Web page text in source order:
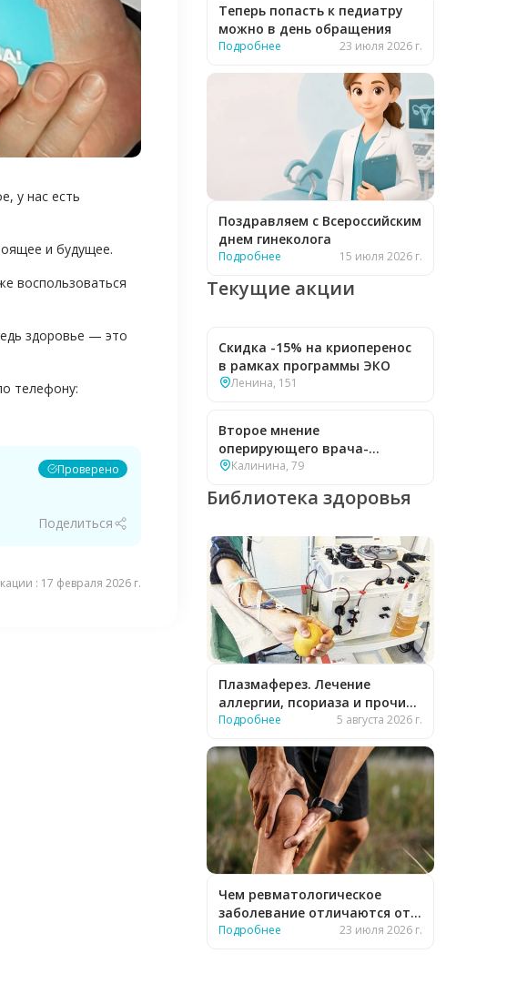
у нас есть
и будущее.
воспользоваться
здоровье — это
телефону:
Проверено
Поделиться
: 17 февраля 2026 г.
Теперь попасть к педиатру
можно в день обращения
Подробнее 23 июля 2026 г.
Поздравляем с Всероссийским
днем гинеколога
Подробнее 15 июля 2026 г.
Текущие акции
Скидка -15% на криоперенос
в рамках программы ЭКО
Ленина, 151
Второе мнение
оперирующего врача-
гинеколога — бесплатно
Калинина, 79
Библиотека здоровья
Плазмаферез. Лечение
аллергии, псориаза и прочих
заболеваний
Подробнее 5 августа 2026 г.
Чем ревматологическое
заболевание отличаются от
обычного?
Подробнее 23 июля 2026 г.